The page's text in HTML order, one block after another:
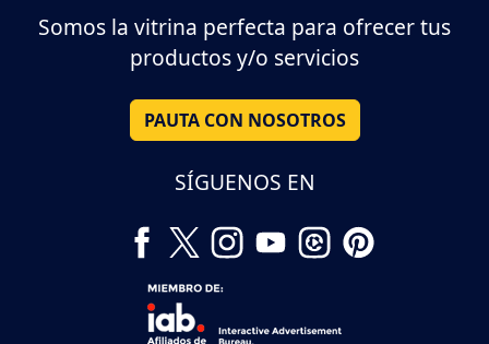
Somos la vitrina perfecta para ofrecer tus
productos y/o servicios
PAUTA CON NOSOTROS
SÍGUENOS EN